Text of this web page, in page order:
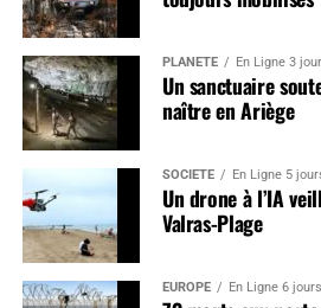
PLANÈTE En Ligne 3
Un sanctuaire
naître en Ariège
SOCIÉTÉ En Ligne 5
Un drone à l’IA
Valras-Plage
EUROPE En Ligne 6 jours